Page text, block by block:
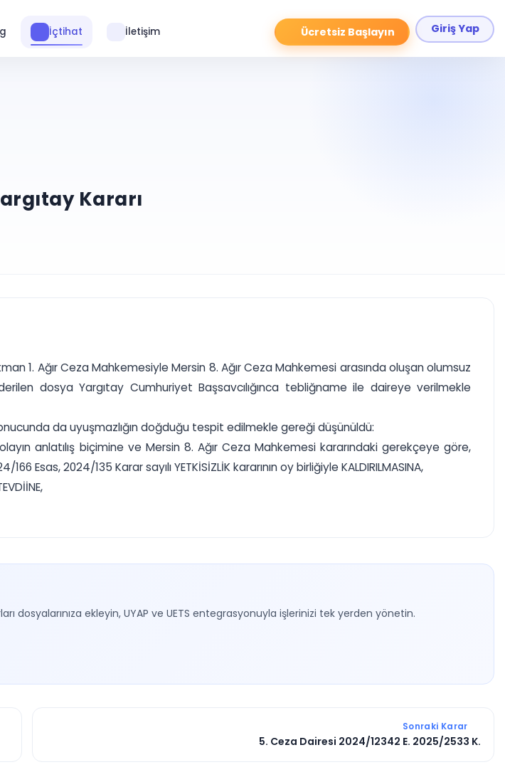
Ücretsiz Başlayın Giriş Yap
İçtihat İletişim
Kararı
1. Ağır Ceza Mahkemesiyle Mersin 8. Ağır Ceza Mahkemesi arasında oluşan olumsuz
dosya Yargıtay Cumhuriyet Başsavcılığınca tebliğname ile daireye verilmekle
da uyuşmazlığın doğduğu tespit edilmekle gereği düşünüldü:
anlatılış biçimine ve Mersin 8. Ağır Ceza Mahkemesi kararındaki gerekçeye göre,
2024/135 Karar sayılı YETKİSİZLİK kararının oy birliğiyle KALDIRILMASINA,
dosyalarınıza ekleyin, UYAP ve UETS entegrasyonuyla işlerinizi tek yerden yönetin.
Sonraki Karar
5. Ceza Dairesi 2024/12342 E. 2025/2533 K.